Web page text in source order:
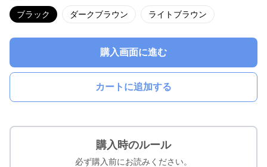
ブラック ダークブラウン ライトブラウン
購入画面に進む
カートに追加する
購入時のルール
必ず購入前にお読みください。